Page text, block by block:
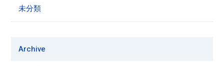
未分類
Archive